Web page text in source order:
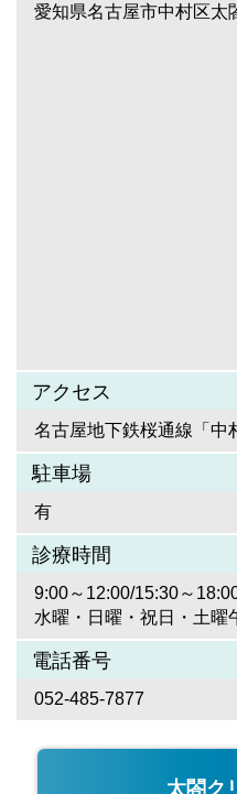
愛知県名古屋市中村区太
アクセス
名古屋地下鉄桜通線「中
駐車場
有
診療時間
9:00～12:00/15:30～
水曜・日曜・祝日・土曜
電話番号
052-485-7877
太閤ク